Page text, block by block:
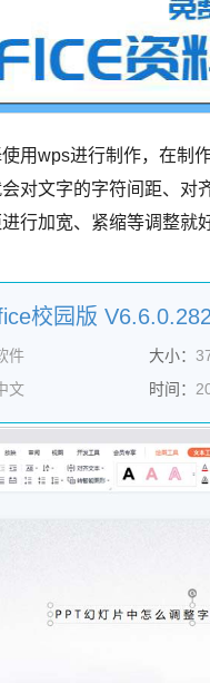
用wps进行制作，在制
对文字的字符间距、
行加宽、紧缩等调整
件 大小：
文 时间：